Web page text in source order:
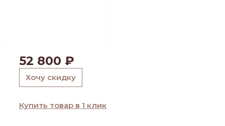
52 800 ₽
Хочу скидку
Купить товар в 1 клик